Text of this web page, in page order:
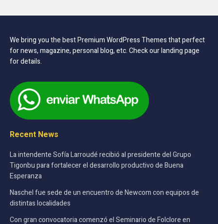
We bring you the best Premium WordPress Themes that perfect
for news, magazine, personal blog, etc. Check our landing page
for details.
Recent News
La intendente Sofía Larroudé recibió al presidente del Grupo
Tigonbu para fortalecer el desarrollo productivo de Buena
Esperanza
Naschel fue sede de un encuentro de Newcom con equipos de
distintas localidades
Con gran convocatoria comenzó el Seminario de Folclore en